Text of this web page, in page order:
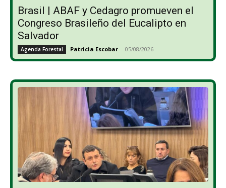
Brasil | ABAF y Cedagro promueven el
Congreso Brasileño del Eucalipto en
Salvador
Agenda Forestal Patricia Escobar - 05/08/2026